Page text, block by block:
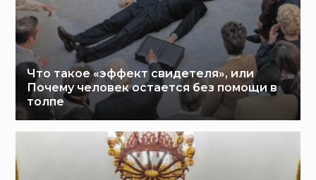
Что такое «эффект свидетеля», или
Почему человек остается без помощи в
толпе